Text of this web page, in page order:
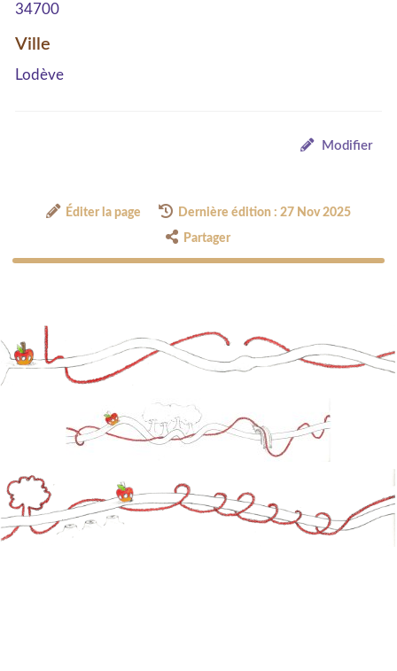
34700
Ville
Lodève
Modifier
Éditer la page Dernière édition : 27 Nov 2025
Partager